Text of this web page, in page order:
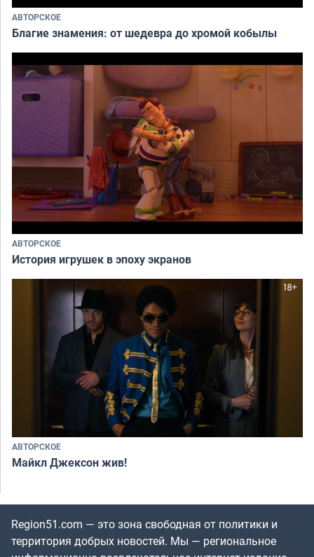
АВТОРСКОЕ
Благие знамения: от шедевра до хромой кобылы
АВТОРСКОЕ
История игрушек в эпоху экранов
АВТОРСКОЕ
Майкл Джексон жив!
Region51.com — это зона свободная от политики и
территория добрых новостей. Мы — региональное